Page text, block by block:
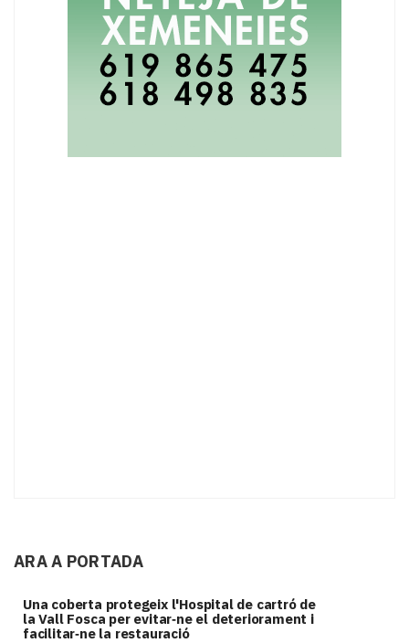
ARA A PORTADA
Una coberta protegeix l'Hospital de cartró de
la Vall Fosca per evitar‑ne el deteriorament i
facilitar‑ne la restauració